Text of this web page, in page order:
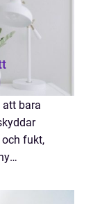
att bara
fukt,